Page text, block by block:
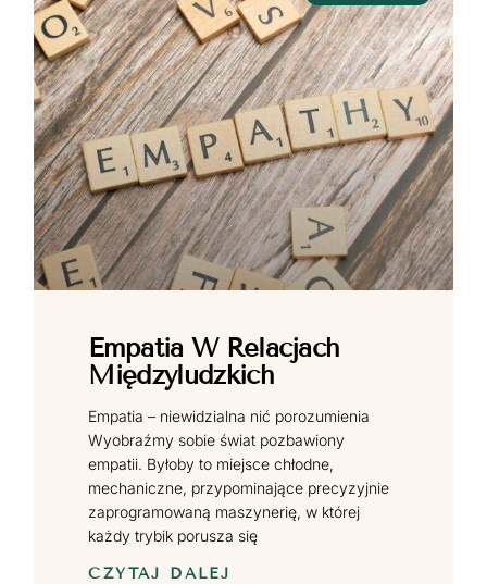
Empatia W Relacjach
Międzyludzkich
Empatia – niewidzialna nić porozumienia
Wyobraźmy sobie świat pozbawiony
empatii. Byłoby to miejsce chłodne,
mechaniczne, przypominające precyzyjnie
zaprogramowaną maszynerię, w której
każdy trybik porusza się
CZYTAJ DALEJ